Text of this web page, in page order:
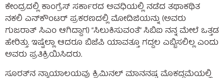
ಕೇಂದ್ರದಲ್ಲಿ ಕಾಂಗ್ರೆಸ್ ಸರ್ಕಾರದ ಅವಧಿಯಲ್ಲಿ ನಡೆದ ತಥಾಕಥಿತ
ನಕಲಿ ಎನ್‌ಕೌಂಟರ್ ಪ್ರಕರಣದಲ್ಲಿ ಮೋದಿಜಿಯನ್ನು (ಅವರು
ಗುಜರಾತ್ ಸಿಎಂ ಆಗಿದ್ದಾಗ) “ಸಿಲುಕಿಸುವಂತೆ” ಸಿಬಿಐ ನನ್ನ ಮೇಲೆ ಒತ್ತಡ
ಹೇರಿತ್ತು. ಇಷ್ಟೆಲ್ಲಾ ಆದರೂ ಬಿಜೆಪಿ ಯಾವತ್ತೂ ಗದ್ದಲ ಎಬ್ಬಿಸಲಿಲ್ಲ ಎಂದು
ಅವರು ಪ್ರತಿಕ್ರಿಯಿಸಿದರು.
ಸೂರತ್‌ನ ನ್ಯಾಯಾಲಯವು ಕ್ರಿಮಿನಲ್ ಮಾನನಷ್ಟ ಮೊಕದ್ದಮೆಯಲ್ಲಿ